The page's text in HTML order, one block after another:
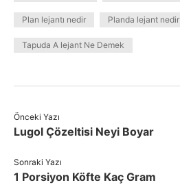
Plan lejantı nedir Planda lejant nedir
Tapuda A lejant Ne Demek
Önceki Yazı
Lugol Çözeltisi Neyi Boyar
Sonraki Yazı
1 Porsiyon Köfte Kaç Gram